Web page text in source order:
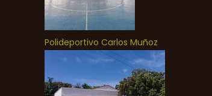
Polideportivo Carlos Muñoz